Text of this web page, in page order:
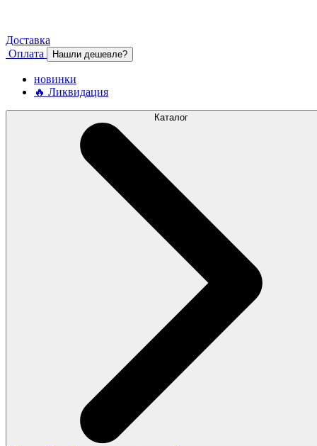
Доставка
Оплата
Нашли дешевле?
новинки
🔥 Ликвидация
Каталог